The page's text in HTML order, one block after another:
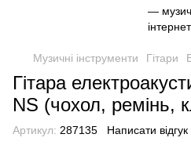
Музичні інструменти Гітари
Гітара
NS (чохол, ремінь,
Артикул: 287135 Написати відгук